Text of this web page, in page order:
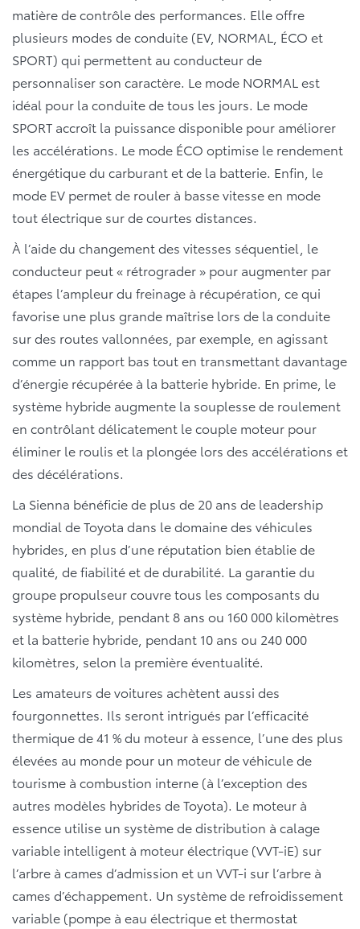
matière de contrôle des performances. Elle offre
plusieurs modes de conduite (EV, NORMAL, ÉCO et
SPORT) qui permettent au conducteur de
personnaliser son caractère. Le mode NORMAL est
idéal pour la conduite de tous les jours. Le mode
SPORT accroît la puissance disponible pour améliorer
les accélérations. Le mode ÉCO optimise le rendement
énergétique du carburant et de la batterie. Enfin, le
mode EV permet de rouler à basse vitesse en mode
tout électrique sur de courtes distances.
À l’aide du changement des vitesses séquentiel, le
conducteur peut « rétrograder » pour augmenter par
étapes l’ampleur du freinage à récupération, ce qui
favorise une plus grande maîtrise lors de la conduite
sur des routes vallonnées, par exemple, en agissant
comme un rapport bas tout en transmettant davantage
d’énergie récupérée à la batterie hybride. En prime, le
système hybride augmente la souplesse de roulement
en contrôlant délicatement le couple moteur pour
éliminer le roulis et la plongée lors des accélérations et
des décélérations.
La Sienna bénéficie de plus de 20 ans de leadership
mondial de Toyota dans le domaine des véhicules
hybrides, en plus d’une réputation bien établie de
qualité, de fiabilité et de durabilité. La garantie du
groupe propulseur couvre tous les composants du
système hybride, pendant 8 ans ou 160 000 kilomètres
et la batterie hybride, pendant 10 ans ou 240 000
kilomètres, selon la première éventualité.
Les amateurs de voitures achètent aussi des
fourgonnettes. Ils seront intrigués par l’efficacité
thermique de 41 % du moteur à essence, l’une des plus
élevées au monde pour un moteur de véhicule de
tourisme à combustion interne (à l’exception des
autres modèles hybrides de Toyota). Le moteur à
essence utilise un système de distribution à calage
variable intelligent à moteur électrique (VVT-iE) sur
l’arbre à cames d’admission et un VVT-i sur l’arbre à
cames d’échappement. Un système de refroidissement
variable (pompe à eau électrique et thermostat